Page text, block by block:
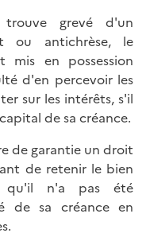
trouve grevé d'un
ou antichrèse, le
mis en possession
d'en percevoir les
sur les intérêts, s'il
de sa créance.
de garantie un droit
de retenir le bien
qu'il n'a pas été
de sa créance en